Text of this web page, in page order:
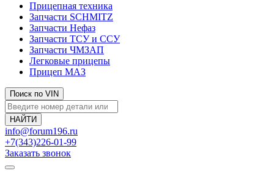
Прицепная техника
Запчасти SCHMITZ
Запчасти Нефаз
Запчасти ТСУ и ССУ
Запчасти ЧМЗАП
Легковые прицепы
Прицеп МАЗ
Поиск по VIN
info@forum196.ru
+7(343)226-01-99
Заказать звонок